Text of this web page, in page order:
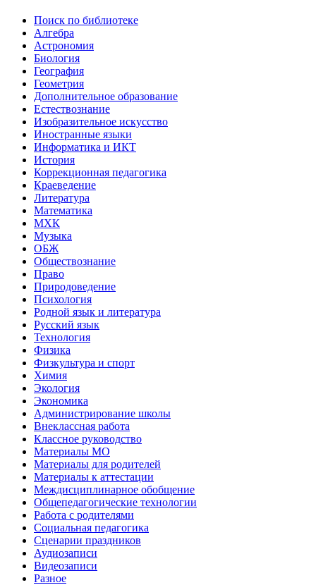
Поиск по библиотеке
Алгебра
Астрономия
Биология
География
Геометрия
Дополнительное образование
Естествознание
Изобразительное искусство
Иностранные языки
Информатика и ИКТ
История
Коррекционная педагогика
Краеведение
Литература
Математика
МХК
Музыка
ОБЖ
Обществознание
Право
Природоведение
Психология
Родной язык и литература
Русский язык
Технология
Физика
Физкультура и спорт
Химия
Экология
Экономика
Администрирование школы
Внеклассная работа
Классное руководство
Материалы МО
Материалы для родителей
Материалы к аттестации
Междисциплинарное обобщение
Общепедагогические технологии
Работа с родителями
Социальная педагогика
Сценарии праздников
Аудиозаписи
Видеозаписи
Разное